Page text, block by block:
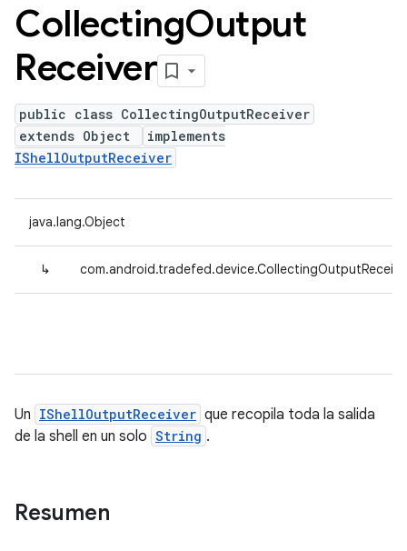
CollectingOutput
Receiver
public class CollectingOutputReceiver
extends Object
implements
IShellOutputReceiver
java.lang.Object
↳
Un IShellOutputReceiver que recopila toda la salida
de la shell en un solo String .
Resumen